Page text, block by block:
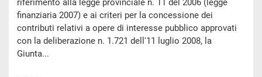
riferimento alla legge provinciale n. 11 del 2006 (legge
finanziaria 2007) e ai criteri per la concessione dei
contributi relativi a opere di interesse pubblico approvati
con la deliberazione n. 1.721 dell'11 luglio 2008, la
Giunta...